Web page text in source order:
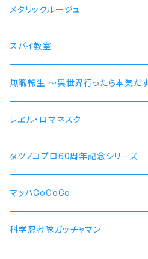
シン 共和国ver モデル
ヴラディレーナ・ミリーゼ モデル
野クルver
志摩リン
各務原なでしこ
乗物シリーズ
なでしこ 自転車
桜 自動車
メタリックルージュ
スパイ教室
無職転生 〜異世界行ったら本気だ
【エリス・ボレアス・グレイラット】
【ロキシー・ミグルディア】腕時計
【シルフィエット】腕時計 本数限定
【ルイジェルド】腕時計 本数限定
レヱル・ロマネスク
すずしろ モデル
紅
ラン モデル
タツノコプロ60周年記念シリーズ
マッハGoGoGo 55周年記念モデル
科学忍者隊ガッチャマン 50周年記念
マッハGoGoGo
科学忍者隊ガッチャマン